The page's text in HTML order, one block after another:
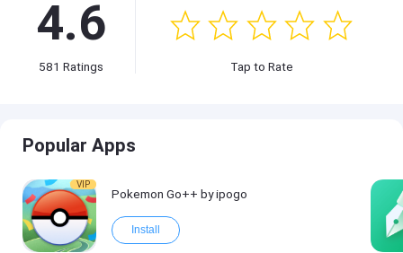
4.6
581 Ratings Tap to Rate
Popular Apps
VIP
Pokemon Go++ by ipogo
Install